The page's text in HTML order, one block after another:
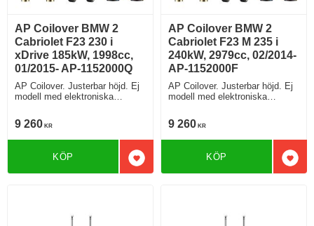
AP Coilover BMW 2
Cabriolet F23 230 i
xDrive 185kW, 1998cc,
01/2015- AP-1152000Q
AP Coilover. Justerbar höjd. Ej
modell med elektroniska
9 260 KR
Lägg till i favoriter
KÖP
AP Coilover BMW 2
Cabriolet F23 M 235 i
240kW, 2979cc, 02/2014-
AP-1152000F
AP Coilover. Justerbar höjd. Ej
modell med elektroniska
9 260 KR
KÖP